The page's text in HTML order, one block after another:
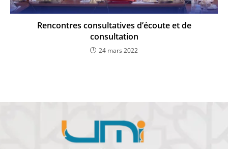
Rencontres consultatives d’écoute et de
consultation
24 mars 2022